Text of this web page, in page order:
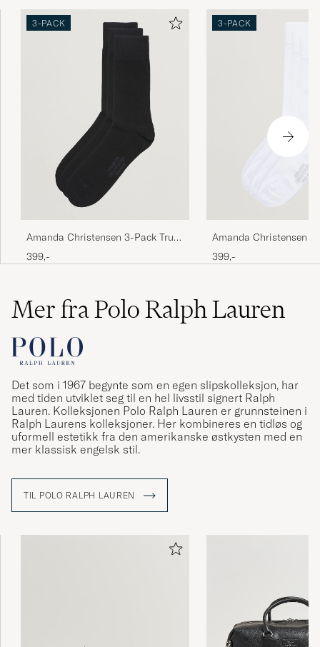
Snabb leverans, och god kvalitet, som alltid!
KJØPTE PÅ CAREOFCARL.SE
3-PACK
Amanda Christensen 3-Pack True
Cotton Socks Black
399,-
3-PACK
Amanda Christensen
Cotton Socks White
399,-
Mer fra Polo Ralph Lauren
Det som i 1967 begynte som en egen slipskolleksjon, har
med tiden utviklet seg til en hel livsstil signert Ralph
Lauren. Kolleksjonen Polo Ralph Lauren er grunnsteinen i
Ralph Laurens kolleksjoner. Her kombineres en tidløs og
uformell estetikk fra den amerikanske østkysten med en
mer klassisk engelsk stil.
TIL POLO RALPH LAUREN